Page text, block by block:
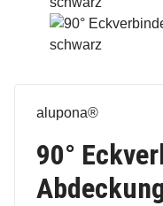
alupona®
90°